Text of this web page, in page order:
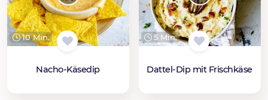
10 Min.
Nacho-Käsedip
5 Min.
Dattel-Dip mit Frischkäse